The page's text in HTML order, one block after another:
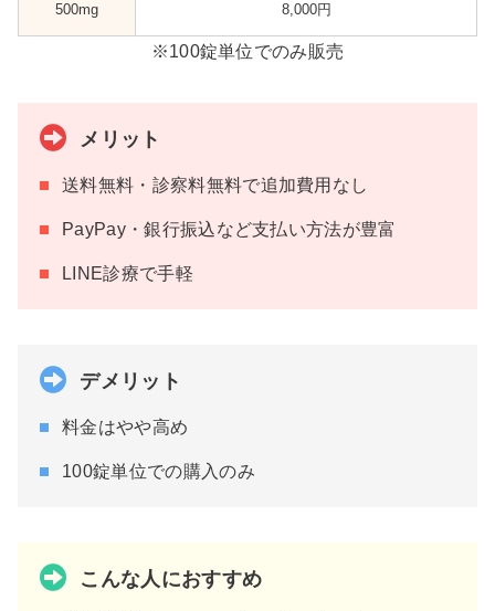
500mg 8,000円
※100錠単位でのみ販売
メリット
送料無料・診察料無料で追加費用なし
PayPay・銀行振込など支払い方法が豊富
LINE診療で手軽
デメリット
料金はやや高め
100錠単位での購入のみ
こんな人におすすめ